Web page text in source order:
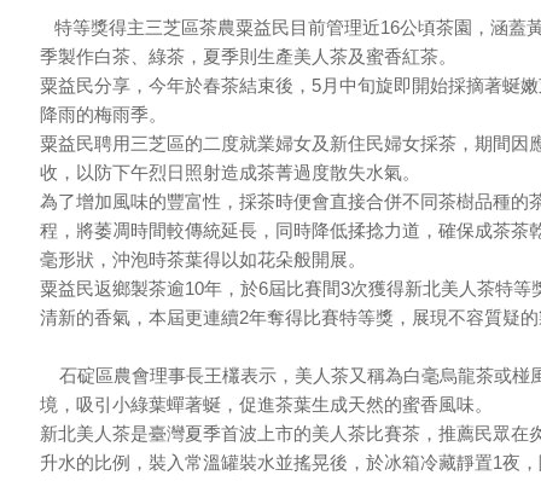
特等獎得主三芝區茶農粟益民目前管理近16公頃茶園，涵蓋
季製作白茶、綠茶，夏季則生產美人茶及蜜香紅茶。
粟益民分享，今年於春茶結束後，5月中旬旋即開始採摘著蜒
降雨的梅雨季。
粟益民聘用三芝區的二度就業婦女及新住民婦女採茶，期間因
收，以防下午烈日照射造成茶菁過度散失水氣。
為了增加風味的豐富性，採茶時便會直接合併不同茶樹品種的
程，將萎凋時間較傳統延長，同時降低揉捻力道，確保成茶茶
毫形狀，沖泡時茶葉得以如花朵般開展。
粟益民返鄉製茶逾10年，於6屆比賽間3次獲得新北美人茶特
清新的香氣，本屆更連續2年奪得比賽特等獎，展現不容質疑
石碇區農會理事長王欉表示，美人茶又稱為白毫烏龍茶或椪
境，吸引小綠葉蟬著蜒，促進茶葉生成天然的蜜香風味。
新北美人茶是臺灣夏季首波上市的美人茶比賽茶，推薦民眾在
升水的比例，裝入常溫罐裝水並搖晃後，於冰箱冷藏靜置1夜